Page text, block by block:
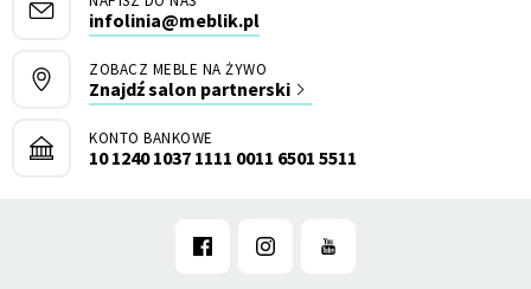
infolinia@meblik.pl
ZOBACZ MEBLE NA ŻYWO
Znajdź salon partnerski
KONTO BANKOWE
10 1240 1037 1111 0011 6501 5511